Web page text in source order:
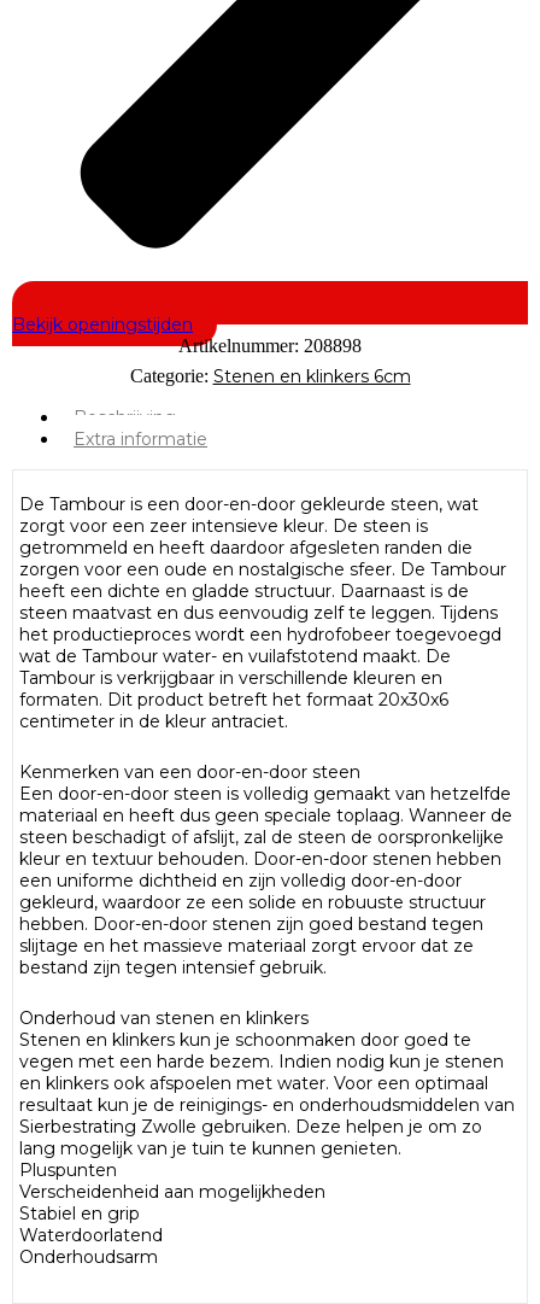
Bekijk openingstijden
Artikelnummer: 208898
Categorie: Stenen en klinkers 6cm
Beschrijving
Extra informatie
De Tambour is een door-en-door gekleurde steen, wat
zorgt voor een zeer intensieve kleur. De steen is
getrommeld en heeft daardoor afgesleten randen die
zorgen voor een oude en nostalgische sfeer. De Tambour
heeft een dichte en gladde structuur. Daarnaast is de
steen maatvast en dus eenvoudig zelf te leggen. Tijdens
het productieproces wordt een hydrofobeer toegevoegd
wat de Tambour water- en vuilafstotend maakt. De
Tambour is verkrijgbaar in verschillende kleuren en
formaten. Dit product betreft het formaat 20x30x6
centimeter in de kleur antraciet.
Kenmerken van een door-en-door steen
Een door-en-door steen is volledig gemaakt van hetzelfde
materiaal en heeft dus geen speciale toplaag. Wanneer de
steen beschadigt of afslijt, zal de steen de oorspronkelijke
kleur en textuur behouden. Door-en-door stenen hebben
een uniforme dichtheid en zijn volledig door-en-door
gekleurd, waardoor ze een solide en robuuste structuur
hebben. Door-en-door stenen zijn goed bestand tegen
slijtage en het massieve materiaal zorgt ervoor dat ze
bestand zijn tegen intensief gebruik.
Onderhoud van stenen en klinkers
Stenen en klinkers kun je schoonmaken door goed te
vegen met een harde bezem. Indien nodig kun je stenen
en klinkers ook afspoelen met water. Voor een optimaal
resultaat kun je de reinigings- en onderhoudsmiddelen van
Sierbestrating Zwolle gebruiken. Deze helpen je om zo
lang mogelijk van je tuin te kunnen genieten.
Pluspunten
Verscheidenheid aan mogelijkheden
Stabiel en grip
Waterdoorlatend
Onderhoudsarm